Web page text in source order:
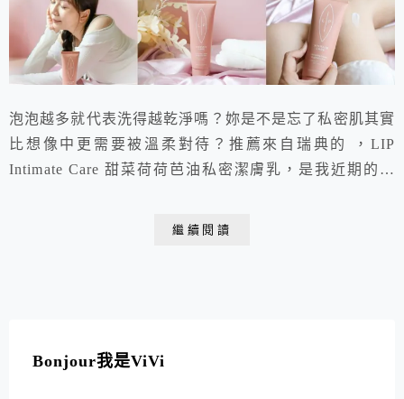
泡泡越多就代表洗得越乾淨嗎？妳是不是忘了私密肌其實
比想像中更需要被溫柔對待？推薦來自瑞典的 ，LIP
Intimate Care 甜菜荷荷芭油私密潔膚乳，是我近期的私
繼續閱讀
Bonjour我是ViVi